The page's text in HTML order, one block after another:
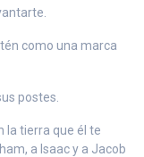
como una marca
postes.
la tierra que él te
a Isaac y a Jacob